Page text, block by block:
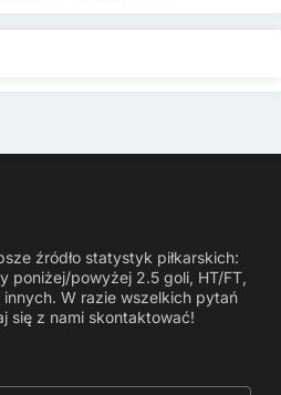
źródło statystyk piłkarskich:
poniżej/powyżej 2.5 goli, HT/FT,
W razie wszelkich pytań
się z nami skontaktować!